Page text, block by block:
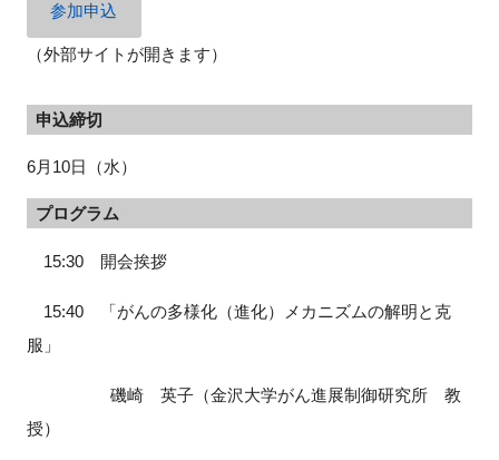
参加申込
（外部サイトが開きます）
申込締切
6月10日（水）
プログラム
15:30 開会挨拶
15:40 「がんの多様化（進化）メカニズムの解明と克
服」
磯崎 英子（金沢大学がん進展制御研究所 教
授）